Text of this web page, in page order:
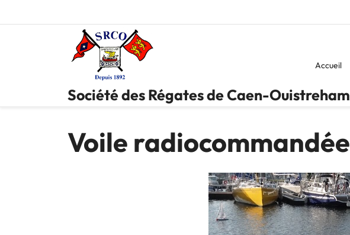
Société des Régates de Caen-Ouistreham
Accueil
Voile radiocommandée